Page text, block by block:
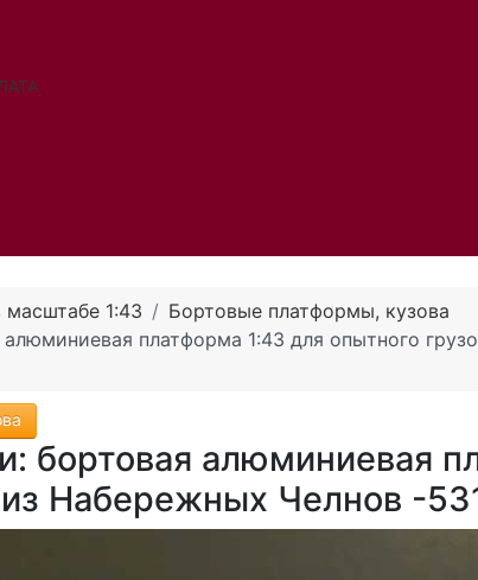
масштабе 1:43
Бортовые платформы, кузова
платформа 1:43 для опытного
бортовая алюминиевая
из Набережных Челнов -